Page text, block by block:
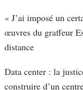
« J’ai imposé un
œuvres du graffeur
distance
Data center : la
construire d’un